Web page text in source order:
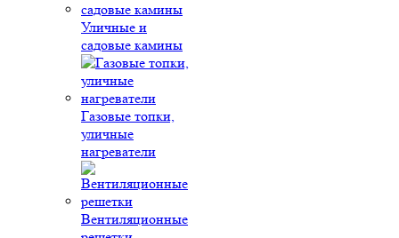
Уличные и
садовые камины
Газовые топки,
уличные
нагреватели
Вентиляционные